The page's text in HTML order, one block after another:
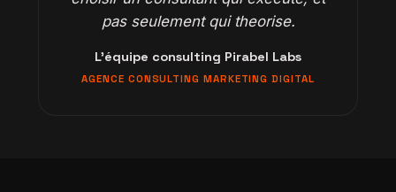
pas seulement qui theorise.
L'équipe consulting Pirabel Labs
AGENCE CONSULTING MARKETING DIGITAL